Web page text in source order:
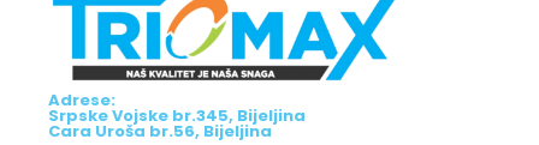
Adrese:
Srpske Vojske br.345, Bijeljina
Cara Uroša br.56, Bijeljina